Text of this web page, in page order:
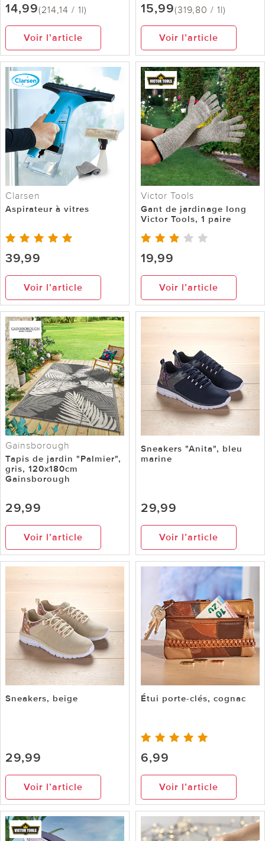
14,99(214,14 / 1l)
Voir l’article
15,99(319,80 / 1l)
Voir l’article
Clarsen
Aspirateur à vitres
39,99
Voir l’article
Victor Tools
Gant de jardinage long
Victor Tools, 1 paire
19,99
Voir l’article
Gainsborough
Tapis de jardin "Palmier",
gris, 120x180cm
Gainsborough
29,99
Voir l’article
Sneakers "Anita", bleu
marine
29,99
Voir l’article
Sneakers, beige
29,99
Voir l’article
Étui porte-clés, cognac
6,99
Voir l’article